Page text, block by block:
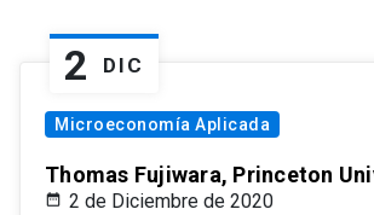
2 DIC
Microeconomía Aplicada
Thomas Fujiwara, Princeton
2 de Diciembre de 2020